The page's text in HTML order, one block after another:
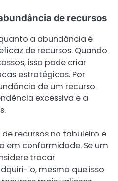
de recursos
a abundância é
de recursos. Quando
isso pode criar
estratégicas. Por
de um recurso
excessiva e a
recursos no tabuleiro e
em conformidade. Se um
trocar
lo, mesmo que isso